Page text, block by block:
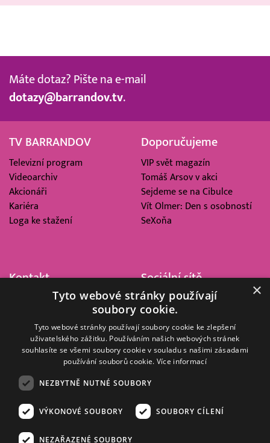
Máte dotaz? Pište na e-mail
dotazy@barrandov.tv.
TV BARRANDOV
Televizní program
Videoarchiv
Akcionáři
Kariéra
Loga ke stažení
Doporučujeme
VIP svět magazín
Tomáš Arsov v akci
Sejdeme se na Cibulce
Vít Olmer: Den s osobností
SeXoňa
Kontakt
Barrandov Televizní Studio,
Kříženeckého nám. 322
152 00 Praha 5
IČ 416 93 311
Sociální sítě
© 2008–2026 EMPRESA MEDIA, a.s. Všechna práva vyhrazena.
×
Tyto webové stránky používají
soubory cookie.
Tyto webové stránky používají soubory cookie ke zlepšení
uživatelského zážitku. Používáním našich webových stránek
souhlasíte se všemi soubory cookie v souladu s našimi zásadami
používání souborů cookie. Více informací
NEZBYTNĚ NUTNÉ SOUBORY
VÝKONOVÉ SOUBORY SOUBORY CÍLENÍ
NEZAŘAZENÉ SOUBORY